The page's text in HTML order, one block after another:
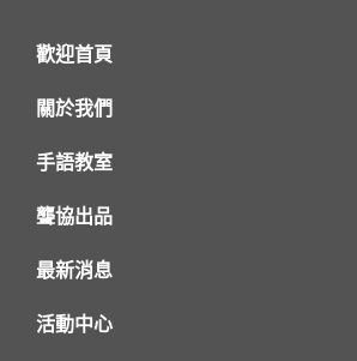
歡迎首頁
關於我們
手語教室
聾協出品
最新消息
活動中心